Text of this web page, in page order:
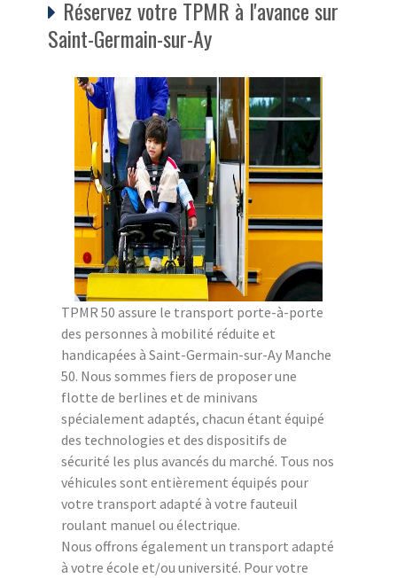
Réservez votre TPMR à l'avance sur
Saint-Germain-sur-Ay
TPMR 50 assure le transport porte-à-porte
des personnes à mobilité réduite et
handicapées à Saint-Germain-sur-Ay Manche
50. Nous sommes fiers de proposer une
flotte de berlines et de minivans
spécialement adaptés, chacun étant équipé
des technologies et des dispositifs de
sécurité les plus avancés du marché. Tous nos
véhicules sont entièrement équipés pour
votre transport adapté à votre fauteuil
roulant manuel ou électrique.
Nous offrons également un transport adapté
à votre école et/ou université. Pour votre